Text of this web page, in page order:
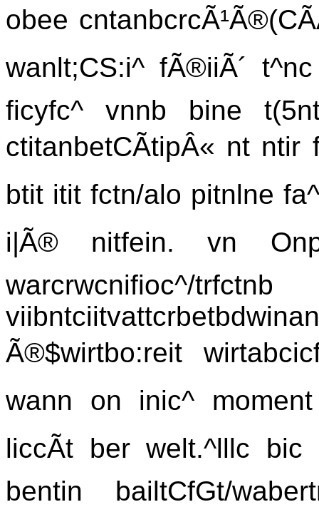
obee
wanlt;CS:i^ fÃ®iiÃ´
ficyfc^ vnnb bine
ctitanbetCÃtipÂ« nt
btit itit fctn/alo pitnlne
i|Ã® nitfein. vn
Ã®$wirtbo:reit
wann on inic^ moment
liccÃt ber welt.^lllc
bentin bailtCfGt/